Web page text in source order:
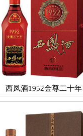
西凤酒1952金尊二十年